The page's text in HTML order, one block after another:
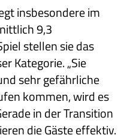
insbesondere im
9,3
stellen sie das
Kategorie. „Sie
sehr gefährliche
kommen, wird es
in der Transition
die Gäste effektiv.